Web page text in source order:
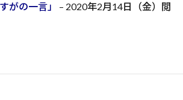
がの一言」
– 2020年2月14日（金）閲